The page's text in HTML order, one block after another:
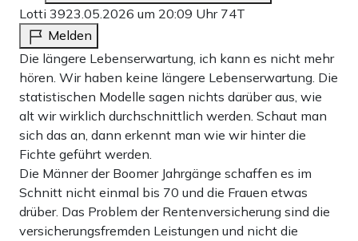
Lotti 3923.05.2026 um 20:09 Uhr 74T
Melden
Die längere Lebenserwartung, ich kann es nicht mehr
hören. Wir haben keine längere Lebenserwartung. Die
statistischen Modelle sagen nichts darüber aus, wie
alt wir wirklich durchschnittlich werden. Schaut man
sich das an, dann erkennt man wie wir hinter die
Fichte geführt werden.
Die Männer der Boomer Jahrgänge schaffen es im
Schnitt nicht einmal bis 70 und die Frauen etwas
drüber. Das Problem der Rentenversicherung sind die
versicherungsfremden Leistungen und nicht die